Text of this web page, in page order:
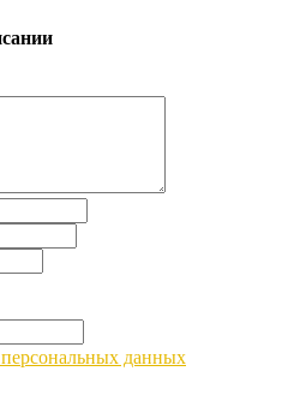
персональных данных